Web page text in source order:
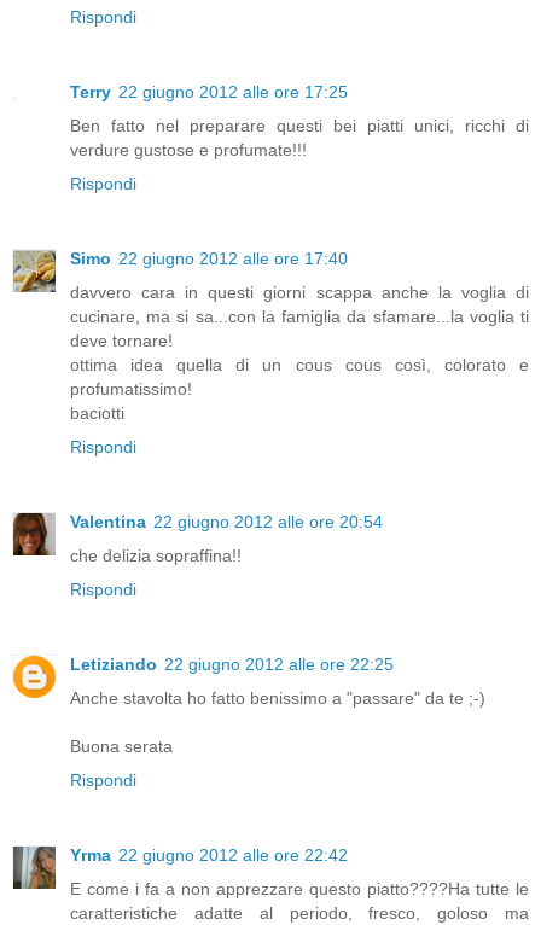
Rispondi
Terry 22 giugno 2012 alle ore 17:25
Ben fatto nel preparare questi bei piatti unici, ricchi di
verdure gustose e profumate!!!
Rispondi
Simo 22 giugno 2012 alle ore 17:40
davvero cara in questi giorni scappa anche la voglia di
cucinare, ma si sa...con la famiglia da sfamare...la voglia ti
deve tornare!
ottima idea quella di un cous cous così, colorato e
profumatissimo!
baciotti
Rispondi
Valentina 22 giugno 2012 alle ore 20:54
che delizia sopraffina!!
Rispondi
Letiziando 22 giugno 2012 alle ore 22:25
Anche stavolta ho fatto benissimo a "passare" da te ;-)
Buona serata
Rispondi
Yrma 22 giugno 2012 alle ore 22:42
E come i fa a non apprezzare questo piatto????Ha tutte le
caratteristiche adatte al periodo, fresco, goloso ma